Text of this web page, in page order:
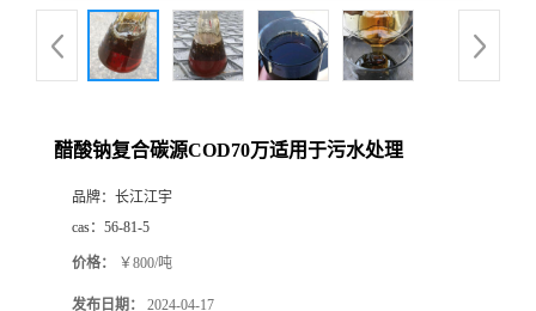
醋酸钠复合碳源COD70万适用于污水处理
品牌： 长江江宇
cas： 56-81-5
价格： ￥800/吨
发布日期： 2024-04-17